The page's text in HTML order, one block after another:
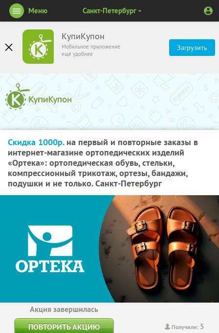
КупиКупон
Мобильное приложение
ещё удобнее
Загрузить
Меню Санкт-Петербург
Скидка 1000р.на первый и повторные заказы в
интернет-магазине ортопедических изделий
«Ортека»: ортопедическая обувь, стельки,
компрессионный трикотаж, ортезы, бандажи,
подушки и не только. Санкт-Петербург
Получили: 5
Акция завершилась
ПОВТОРИТЬ АКЦИЮ